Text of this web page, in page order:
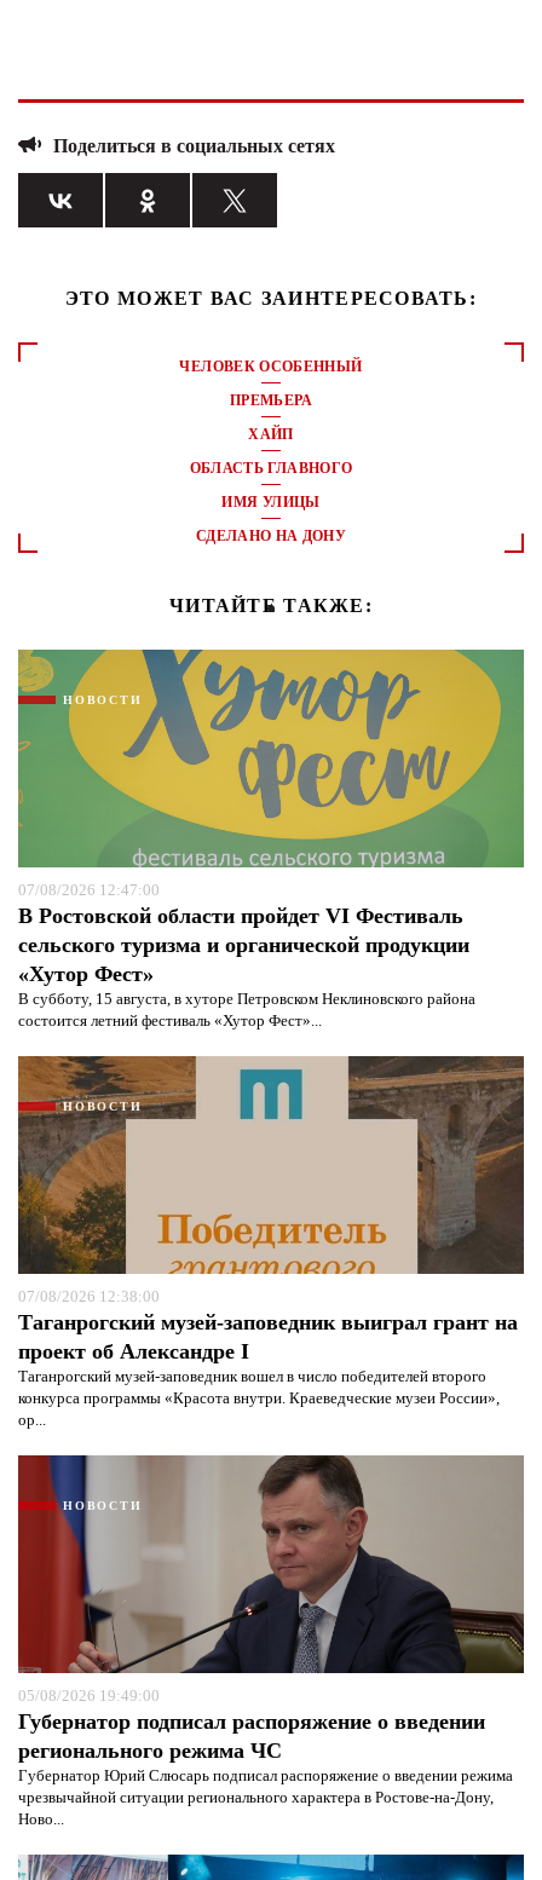
Поделиться в социальных сетях
ЭТО МОЖЕТ ВАС ЗАИНТЕРЕСОВАТЬ:
ЧЕЛОВЕК ОСОБЕННЫЙ
ПРЕМЬЕРА
ХАЙП
ОБЛАСТЬ ГЛАВНОГО
ИМЯ УЛИЦЫ
СДЕЛАНО НА ДОНУ
ЧИТАЙТЕ ТАКЖЕ:
НОВОСТИ
07/08/2026 12:47:00
В Ростовской области пройдет VI Фестиваль
сельского туризма и органической продукции
«Хутор Фест»
В субботу, 15 августа, в хуторе Петровском Неклиновского района
состоится летний фестиваль «Хутор Фест»...
НОВОСТИ
07/08/2026 12:38:00
Таганрогский музей-заповедник выиграл грант на
проект об Александре I
Таганрогский музей-заповедник вошел в число победителей второго
конкурса программы «Красота внутри. Краеведческие музеи России»,
ор...
НОВОСТИ
05/08/2026 19:49:00
Губернатор подписал распоряжение о введении
регионального режима ЧС
Губернатор Юрий Слюсарь подписал распоряжение о введении режима
чрезвычайной ситуации регионального характера в Ростове-на-Дону,
Ново...